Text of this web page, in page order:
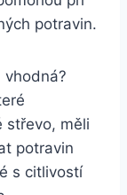
potravin.
střevo, měli
potravin
s citlivostí